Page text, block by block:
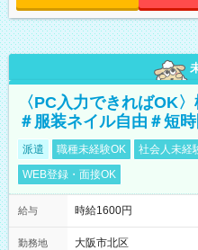
〈PC入力できればOK
＃服装ネイル自由＃短
派遣 職種未経験OK 社会人未経
WEB登録・面接OK
給与 時給1600円
勤務地
大阪市北区